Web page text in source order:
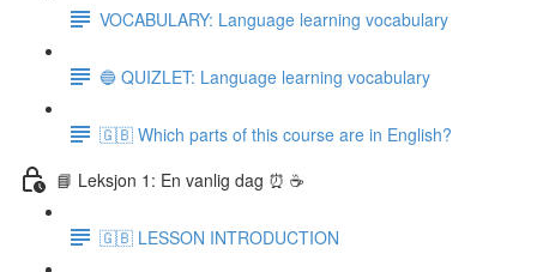
VOCABULARY: Language learning vocabulary
🔵 QUIZLET: Language learning vocabulary
🇬🇧 Which parts of this course are in English?
📘 Leksjon 1: En vanlig dag ⏰ ☕️
🇬🇧 LESSON INTRODUCTION